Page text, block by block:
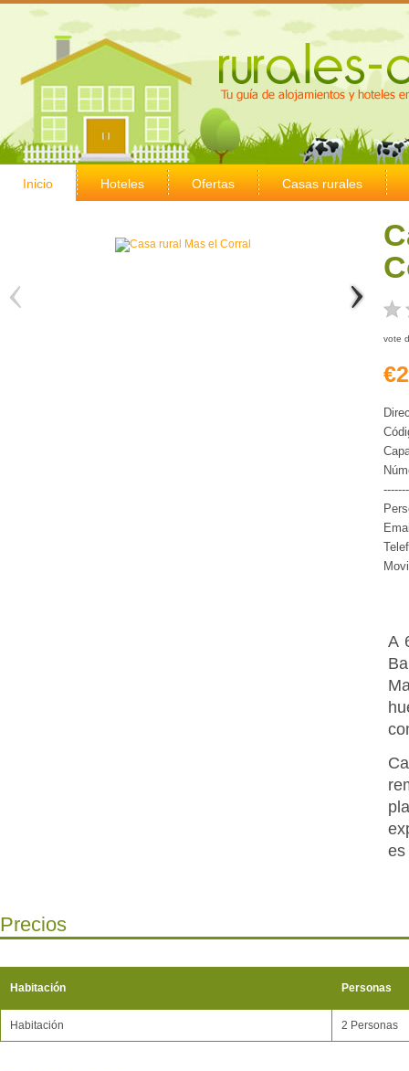
Inicio Hoteles Ofertas Casas rurales
vote
A
es
Precios
Habitación Personas
Habitación 2 Personas